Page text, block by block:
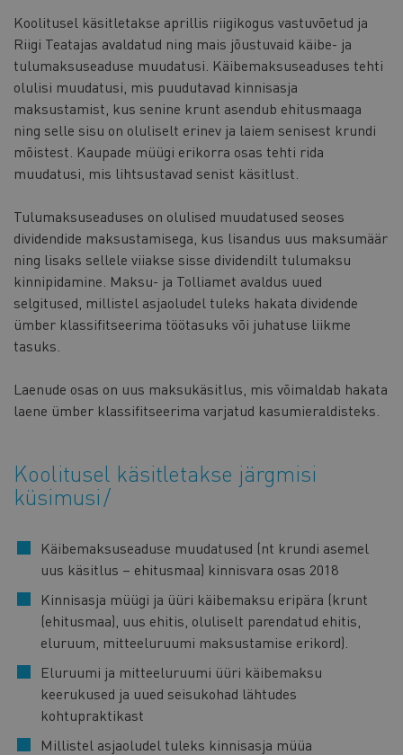
Koolitusel käsitletakse aprillis riigikogus vastuvõetud ja
Riigi Teatajas avaldatud ning mais jõustuvaid käibe- ja
tulumaksuseaduse muudatusi. Käibemaksuseaduses tehti
olulisi muudatusi, mis puudutavad kinnisasja
maksustamist, kus senine krunt asendub ehitusmaaga
ning selle sisu on oluliselt erinev ja laiem senisest krundi
mõistest. Kaupade müügi erikorra osas tehti rida
muudatusi, mis lihtsustavad senist käsitlust.
Tulumaksuseaduses on olulised muudatused seoses
dividendide maksustamisega, kus lisandus uus maksumäär
ning lisaks sellele viiakse sisse dividendilt tulumaksu
kinnipidamine. Maksu- ja Tolliamet avaldus uued
selgitused, millistel asjaoludel tuleks hakata dividende
ümber klassifitseerima töötasuks või juhatuse liikme
tasuks.
Laenude osas on uus maksukäsitlus, mis võimaldab hakata
laene ümber klassifitseerima varjatud kasumieraldisteks.
Koolitusel käsitletakse järgmisi
küsimusi
Käibemaksuseaduse muudatused (nt krundi asemel
uus käsitlus – ehitusmaa) kinnisvara osas 2018
Kinnisasja müügi ja üüri käibemaksu eripära (krunt
(ehitusmaa), uus ehitis, oluliselt parendatud ehitis,
eluruum, mitteeluruumi maksustamise erikord).
Eluruumi ja mitteeluruumi üüri käibemaksu
keerukused ja uued seisukohad lähtudes
kohtupraktikast
Millistel asjaoludel tuleks kinnisasja müüa